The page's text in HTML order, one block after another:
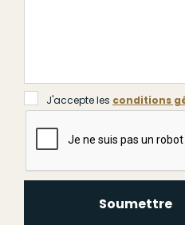
J'accepte les conditions
Soumettre